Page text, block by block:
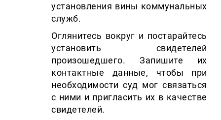
установления вины коммунальных
служб.
Оглянитесь вокруг и постарайтесь
установить свидетелей
произошедшего. Запишите их
контактные данные, чтобы при
необходимости суд мог связаться
с ними и пригласить их в качестве
свидетелей.